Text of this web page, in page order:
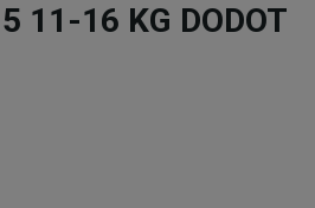
11-16 KG DODOT